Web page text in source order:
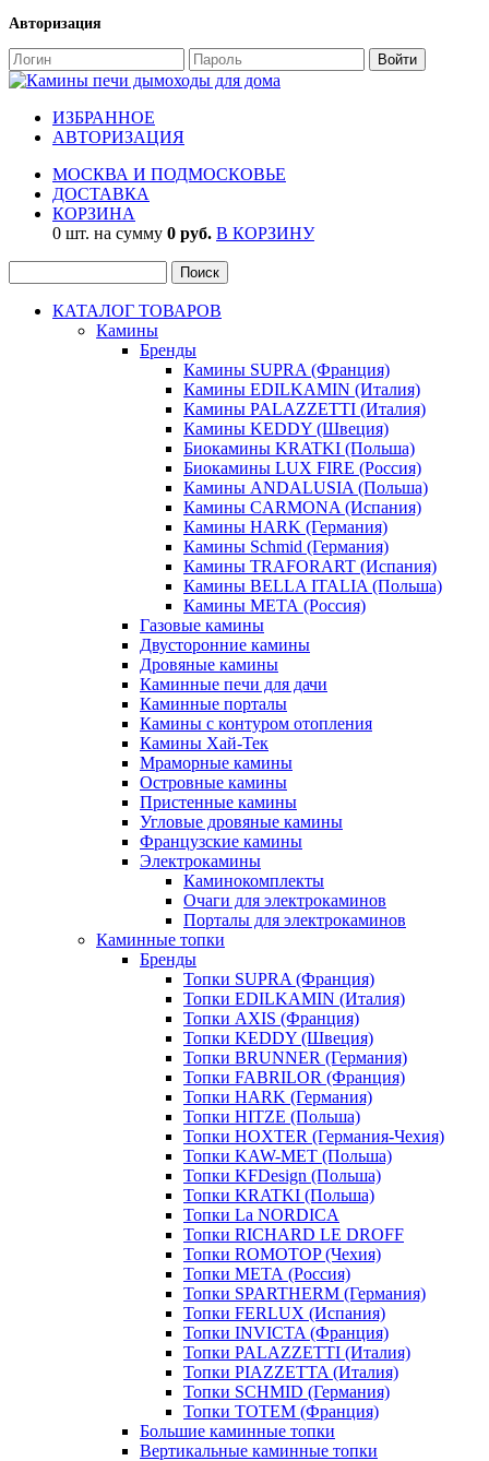
Авторизация
ИЗБРАННОЕ
АВТОРИЗАЦИЯ
МОСКВА И ПОДМОСКОВЬЕ
ДОСТАВКА
КОРЗИНА
0 шт. на сумму 0 руб. В КОРЗИНУ
КАТАЛОГ ТОВАРОВ
Камины
Бренды
Камины SUPRA (Франция)
Камины EDILKAMIN (Италия)
Камины PALAZZETTI (Италия)
Камины KEDDY (Швеция)
Биокамины KRATKI (Польша)
Биокамины LUX FIRE (Россия)
Камины ANDALUSIA (Польша)
Камины CARMONA (Испания)
Камины HARK (Германия)
Камины Schmid (Германия)
Камины TRAFORART (Испания)
Камины BELLA ITALIA (Польша)
Камины МЕТА (Россия)
Газовые камины
Двусторонние камины
Дровяные камины
Каминные печи для дачи
Каминные порталы
Камины с контуром отопления
Камины Хай-Тек
Мраморные камины
Островные камины
Пристенные камины
Угловые дровяные камины
Французские камины
Электрокамины
Каминокомплекты
Очаги для электрокаминов
Порталы для электрокаминов
Каминные топки
Бренды
Топки SUPRA (Франция)
Топки EDILKAMIN (Италия)
Топки AXIS (Франция)
Топки KEDDY (Швеция)
Топки BRUNNER (Германия)
Топки FABRILOR (Франция)
Топки HARK (Германия)
Топки HITZE (Польша)
Топки HOXTER (Германия-Чехия)
Топки KAW-MET (Польша)
Топки KFDesign (Польша)
Топки KRATKI (Польша)
Топки La NORDICA
Топки RICHARD LE DROFF
Топки ROMOTOP (Чехия)
Топки МЕТА (Россия)
Топки SPARTHERM (Германия)
Топки FERLUX (Испания)
Топки INVICTA (Франция)
Топки PALAZZETTI (Италия)
Топки PIAZZETTA (Италия)
Топки SCHMID (Германия)
Топки TOTEM (Франция)
Большие каминные топки
Вертикальные каминные топки